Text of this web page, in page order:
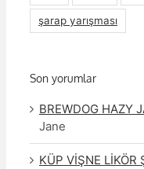
şarap yarışması
Son yorumlar
BREWDOG HAZY
Jane
KÜP VİŞNE LİKÖR